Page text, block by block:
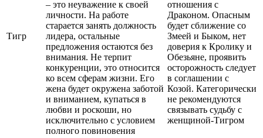
Тигр
– это неуважение к своей
личности. На работе
старается занять должность
лидера, остальные
предложения остаются без
внимания. Не терпит
конкуренции, это относится
ко всем сферам жизни. Его
жена будет окружена заботой
и вниманием, купаться в
любви и роскоши, но
исключительно с условием
полного повиновения
отношения с
Драконом. Опасным
будет сближение со
Змеей и Быком, нет
доверия к Кролику и
Обезьяне, проявить
осторожность следует
в соглашении с
Козой. Категорически
не рекомендуются
связывать судьбу с
женщиной-Тигром